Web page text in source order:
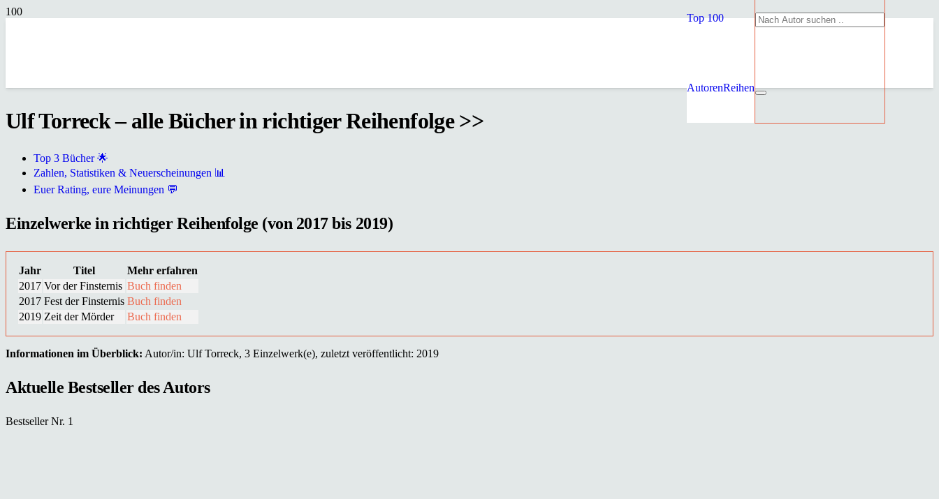
Top 100
AutorenReihen
Ulf Torreck – alle Bücher in richtiger Reihenfolge >>
Top 3 Bücher 🌟
Zahlen, Statistiken & Neuerscheinungen 📊
Euer Rating, eure Meinungen 💬
Einzelwerke in richtiger Reihenfolge (von 2017 bis 2019)
Jahr Titel
Mehr erfahren
2017 Vor der Finsternis Buch finden
2017 Fest der Finsternis Buch finden
2019 Zeit der Mörder Buch finden
Informationen im Überblick: Autor/in: Ulf Torreck, 3 Einzelwerk(e), zuletzt veröffentlicht: 2019
Aktuelle Bestseller des Autors
Bestseller Nr. 1